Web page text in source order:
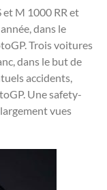
et M 1000 RR et
dans le
Trois voitures
dans le but de
accidents,
Une safety-
vues